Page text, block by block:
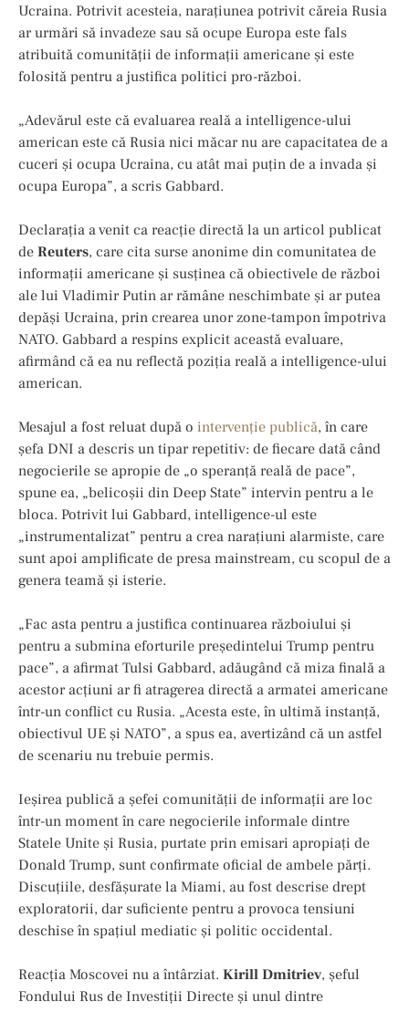
Ucraina. Potrivit acesteia, narațiunea potrivit căreia Rusia
ar urmări să invadeze sau să ocupe Europa este fals
atribuită comunității de informații americane și este
folosită pentru a justifica politici pro-război.
„Adevărul este că evaluarea reală a intelligence-ului
american este că Rusia nici măcar nu are capacitatea de a
cuceri și ocupa Ucraina, cu atât mai puțin de a invada și
ocupa Europa”, a scris Gabbard.
Declarația a venit ca reacție directă la un articol publicat
de Reuters, care cita surse anonime din comunitatea de
informații americane și susținea că obiectivele de război
ale lui Vladimir Putin ar rămâne neschimbate și ar putea
depăși Ucraina, prin crearea unor zone-tampon împotriva
NATO. Gabbard a respins explicit această evaluare,
afirmând că ea nu reflectă poziția reală a intelligence-ului
american.
Mesajul a fost reluat după o intervenție publică, în care
șefa DNI a descris un tipar repetitiv: de fiecare dată când
negocierile se apropie de „o speranță reală de pace”,
spune ea, „belicoșii din Deep State” intervin pentru a le
bloca. Potrivit lui Gabbard, intelligence-ul este
„instrumentalizat” pentru a crea narațiuni alarmiste, care
sunt apoi amplificate de presa mainstream, cu scopul de a
genera teamă și isterie.
„Fac asta pentru a justifica continuarea războiului și
pentru a submina eforturile președintelui Trump pentru
pace”, a afirmat Tulsi Gabbard, adăugând că miza finală a
acestor acțiuni ar fi atragerea directă a armatei americane
într-un conflict cu Rusia. „Acesta este, în ultimă instanță,
obiectivul UE și NATO”, a spus ea, avertizând că un astfel
de scenariu nu trebuie permis.
Ieșirea publică a șefei comunității de informații are loc
într-un moment în care negocierile informale dintre
Statele Unite și Rusia, purtate prin emisari apropiați de
Donald Trump, sunt confirmate oficial de ambele părți.
Discuțiile, desfășurate la Miami, au fost descrise drept
exploratorii, dar suficiente pentru a provoca tensiuni
deschise în spațiul mediatic și politic occidental.
Reacția Moscovei nu a întârziat. Kirill Dmitriev, șeful
Fondului Rus de Investiții Directe și unul dintre